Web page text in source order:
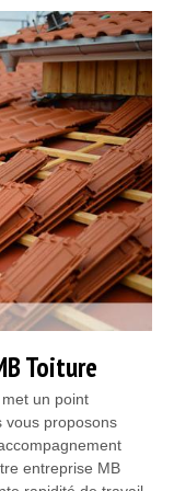
Toiture
un point
vous proposons
entreprise MB